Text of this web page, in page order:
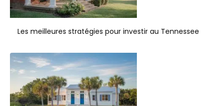
Les meilleures stratégies pour investir au Tennessee